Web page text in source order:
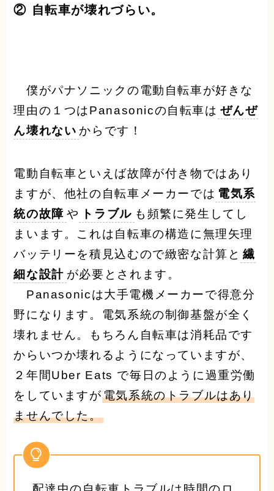
② 自転車が壊れづらい。
僕がパナソニックの電動自転車が好きな
理由の１つはPanasonicの自転車は ぜんぜ
ん壊れない からです！
電動自転車といえば故障が付き物ではあり
ますが、他社の自転車メーカーでは 電気系
統の故障 や トラブル も頻繁に発生してし
まいます。これは自転車の構造に無理矢理
バッテリーを積見込むので緻密な計算と 繊
細な設計 が必要とされます。
Panasonicは大手電機メーカーで得意分
野になります。電気系統の制御基盤が全く
壊れません。もちろん自転車は消耗品です
からいつか壊れるようになっていますが、
２年間Uber Eats で毎日のように過重労働
をしていますが電気系統のトラブルはあり
ませんでした。